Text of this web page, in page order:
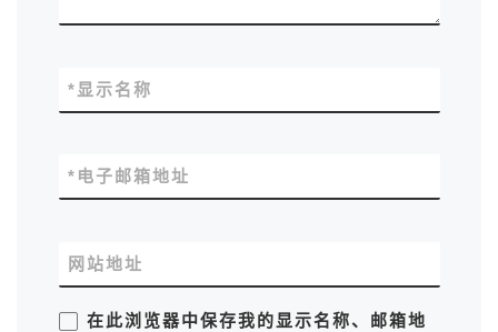
显示名称
*
电子邮箱地址
*
网站地址
在此浏览器中保存我的显示名称、邮箱地